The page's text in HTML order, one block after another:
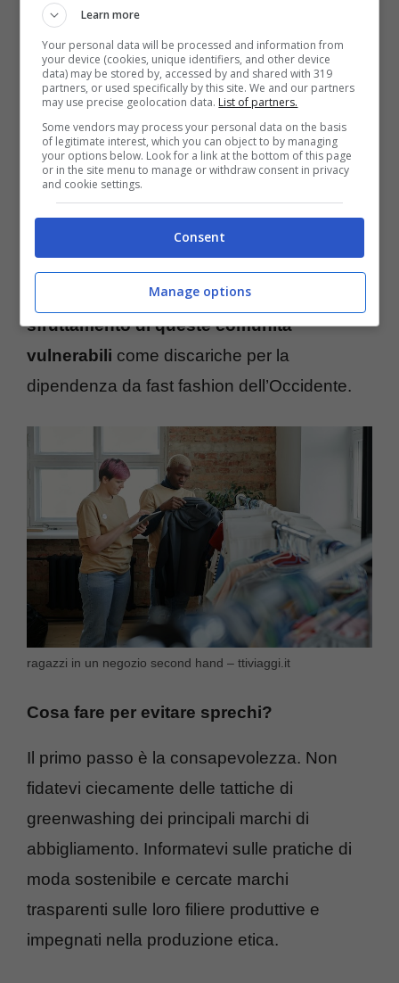
ambientale è innegabile, con l’aumento
dell’inquinamento e le discariche che
mettono a dura prova le risorse del nostro
pianeta. Ma anche il costo umano è
significativo. I lavoratori nei paesi in via di
sviluppo che sono costretti a smistare
montagne di vestiti scartati rischiano di
essere esposti a sostanze chimiche nocive e
condizioni di lavoro non sicure. E non
dimentichiamo leimplicazioni etiche dello
sfruttamento di queste comunità
vulnerabili come discariche per la
dipendenza da fast fashion dell’Occidente.
ragazzi in un negozio second hand – ttiviaggi.it
Cosa fare per evitare sprechi?
Il primo passo è la consapevolezza. Non
fidatevi ciecamente delle tattiche di
greenwashing dei principali marchi di
abbigliamento. Informatevi sulle pratiche di
moda sostenibile e cercate marchi
trasparenti sulle loro filiere produttive e
impegnati nella produzione etica.
Learn more
Your personal data will be processed and information from
your device (cookies, unique identifiers, and other device
data) may be stored by, accessed by and shared with 319
partners, or used specifically by this site. We and our partners
may use precise geolocation data. List of partners.
Some vendors may process your personal data on the basis
of legitimate interest, which you can object to by managing
your options below. Look for a link at the bottom of this page
or in the site menu to manage or withdraw consent in privacy
and cookie settings.
Consent
Manage options